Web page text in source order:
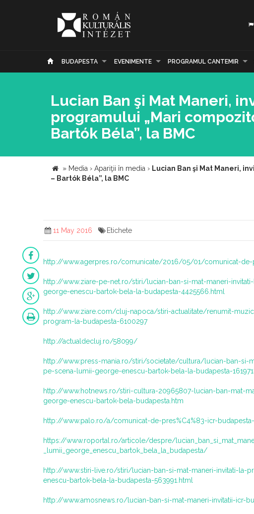
BUDAPESTA EVENIMENTE PROGRAMUL CANTEMIR
Lucian Ban şi Mat Maneri,
programului „Mari
Bartók Béla”, la BMC
» Media › Apariţii în media › Lucian Ban şi Mat Maneri,
– Bartók Béla”, la BMC
11 May 2016 Etichete
http://www.agerpres.ro/comunicate/2016/05/01/comunicat-de-
http://www.ziare-pe-net.ro/stiri/lucian-ban-si-mat-maneri-
george-enescu-bartok-bela-la-budapesta-4425566.html
http://www.ziare.com/cluj-napoca/stiri-actualitate/renumit-
program-la-budapesta-6100297
http://actualdecluj.ro/58099/
http://www.press-mania.ro/stiri/societate/cultura/lucian-ban-
pe-scena-lumii-george-enescu-bartok-bela-la-budapesta-
http://www.hotnews.ro/stiri-cultura-20965807-lucian-ban-mat-
george-enescu-bartok-bela-budapesta.htm
http://www.palo.ro/a/comunicat-de-pres%C4%83-icr-
https://www.roportal.ro/articole/despre/
_lumii_george_enescu_bartok_bela_la_budapesta/
http://www.stiri-live.ro/stiri/lucian-ban-si-mat-maneri-invitati-
enescu-bartok-bela-la-budapesta-563991.html
http://www.amosnews.ro/lucian-ban-si-mat-maneri-invitatii-icr-